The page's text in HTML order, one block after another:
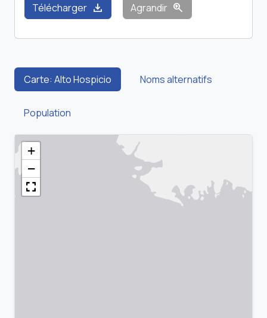
Télécharger download Agrandir zoom_in
Carte: Alto Hospicio Noms alternatifs
Population
+
−